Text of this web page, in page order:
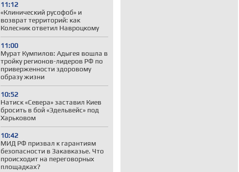
11:12
«Клинический русофоб» и
возврат территорий: как
Колесник ответил Навроцкому
11:00
Мурат Кумпилов: Адыгея вошла в
тройку регионов-лидеров РФ по
приверженности здоровому
образу жизни
10:52
Натиск «Севера» заставил Киев
бросить в бой «Эдельвейс» под
Харьковом
10:42
МИД РФ призвал к гарантиям
безопасности в Закавказье. Что
происходит на переговорных
площадках?